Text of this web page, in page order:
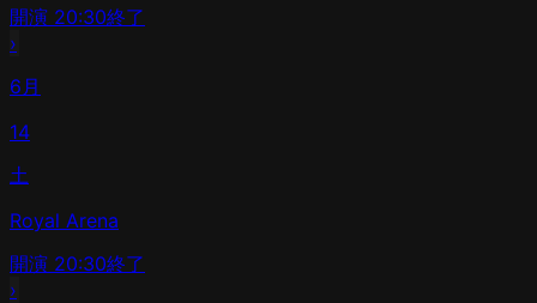
開演 20:30終了
›
6月
14
土
Royal Arena
開演 20:30終了
›